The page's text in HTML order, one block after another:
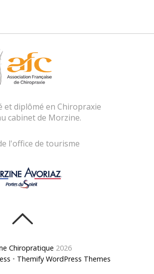
et diplômé en Chiropraxie
cabinet de Morzine.
l'office de tourisme
Chiropratique 2026
• Themify WordPress Themes